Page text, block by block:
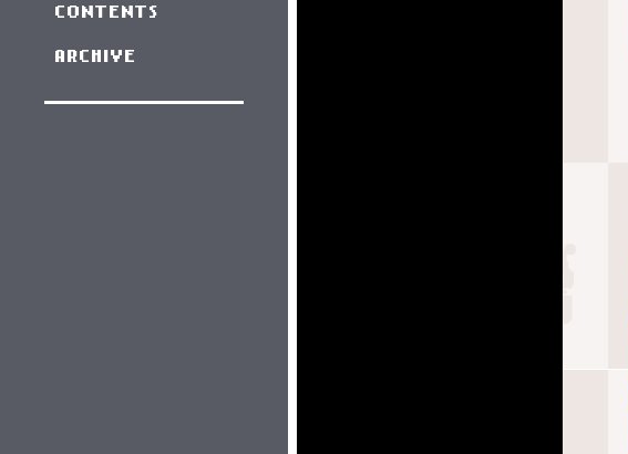
CONTENTS
ARCHIVE